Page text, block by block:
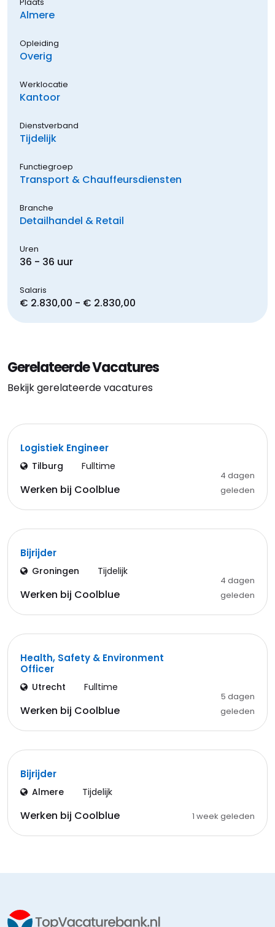
Almere
Opleiding
Overig
Werklocatie
Kantoor
Dienstverband
Tijdelijk
Functiegroep
Transport & Chauffeursdiensten
Branche
Detailhandel & Retail
Uren
36 - 36 uur
Salaris
€ 2.830,00 - € 2.830,00
Gerelateerde Vacatures
Bekijk gerelateerde vacatures
Logistiek Engineer
Tilburg Fulltime
Werken bij Coolblue
4 dagen
geleden
Bijrijder
Groningen Tijdelijk
Werken bij Coolblue
4 dagen
geleden
Health, Safety & Environment
Officer
Utrecht Fulltime
Werken bij Coolblue
5 dagen
geleden
Bijrijder
Almere Tijdelijk
Werken bij Coolblue 1 week geleden